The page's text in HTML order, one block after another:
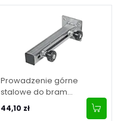
Prowadzenie górne
stalowe do bram
przesuwnych, regulowane,
2 rolki
44,10 zł